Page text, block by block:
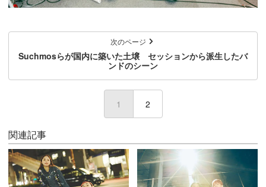
次のページ
Suchmosらが国内に築いた土壌 セッションから派生したバ
ンドのシーン
1 (current)
2
関連記事